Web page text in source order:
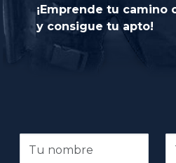
¡Emprende tu camino
y consigue tu apto!